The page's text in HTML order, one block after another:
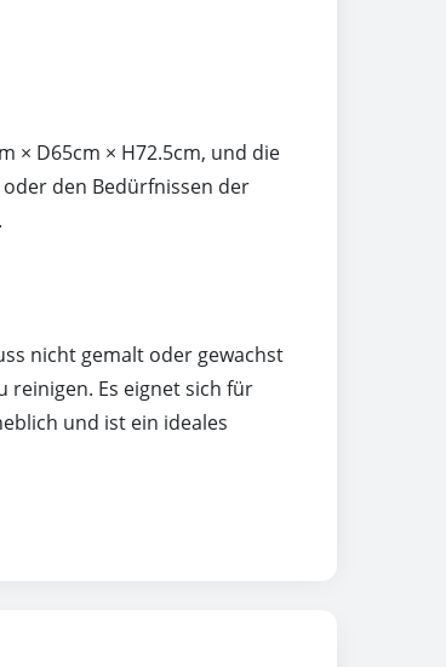
× D65cm × H72.5cm, und die
den Bedürfnissen der
nicht gemalt oder gewachst
reinigen. Es eignet sich für
und ist ein ideales